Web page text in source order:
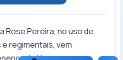
Rose Pereira, no uso de
regimentais, vem